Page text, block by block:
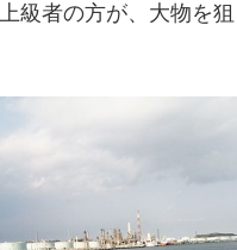
級者の方が、大物を狙